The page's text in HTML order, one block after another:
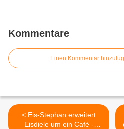
Kommentare
Einen Kommentar
< Eis-Stephan erweitert
Eisdiele um ein Café -